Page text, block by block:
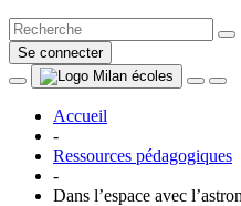
Se connecter
Accueil
-
Ressources pédagogiques
-
Dans l’espace avec